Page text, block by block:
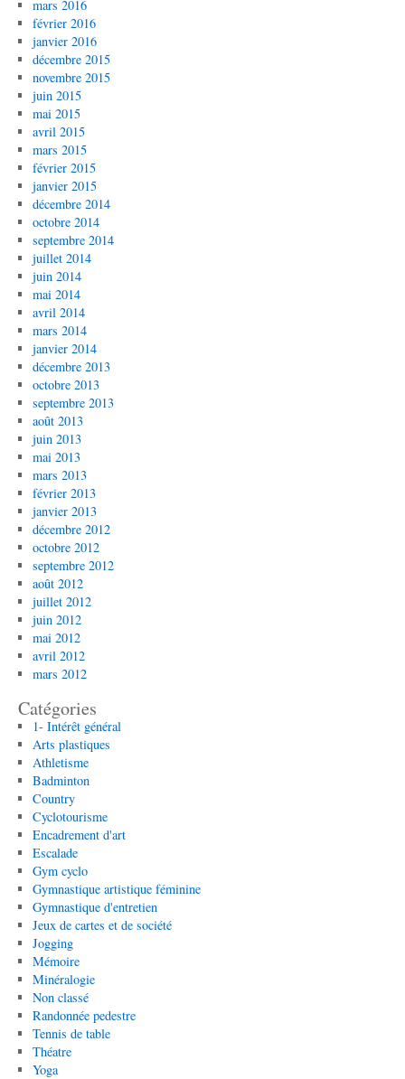
mars 2016
février 2016
janvier 2016
décembre 2015
novembre 2015
juin 2015
mai 2015
avril 2015
mars 2015
février 2015
janvier 2015
décembre 2014
octobre 2014
septembre 2014
juillet 2014
juin 2014
mai 2014
avril 2014
mars 2014
janvier 2014
décembre 2013
octobre 2013
septembre 2013
août 2013
juin 2013
mai 2013
mars 2013
février 2013
janvier 2013
décembre 2012
octobre 2012
septembre 2012
août 2012
juillet 2012
juin 2012
mai 2012
avril 2012
mars 2012
Catégories
1- Intérêt général
Arts plastiques
Athletisme
Badminton
Country
Cyclotourisme
Encadrement d'art
Escalade
Gym cyclo
Gymnastique artistique féminine
Gymnastique d'entretien
Jeux de cartes et de société
Jogging
Mémoire
Minéralogie
Non classé
Randonnée pedestre
Tennis de table
Théatre
Yoga